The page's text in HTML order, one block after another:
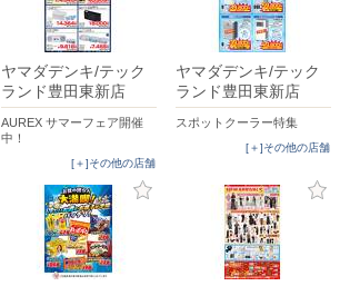
ヤマダデンキ/テック
ランド豊田東新店
AUREX サマーフェア開催
中！
[＋]その他の店舗
ヤマダデンキ/テック
ランド豊田東新店
スポットクーラー特集
[＋]その他の店舗